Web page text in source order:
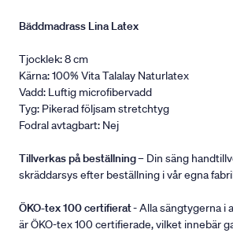
Bäddmadrass Lina Latex
Tjocklek: 8 cm
Kärna: 100% Vita Talalay Naturlatex
Vadd: Luftig microfibervadd
Tyg: Pikerad följsam stretchtyg
Fodral avtagbart: Nej
Tillverkas på beställning– Din säng
skräddarsys efter beställning i vår egna
ÖKO-tex 100 certifierat- Alla sängtygerna i
är ÖKO-tex 100 certifierade, vilket innebär